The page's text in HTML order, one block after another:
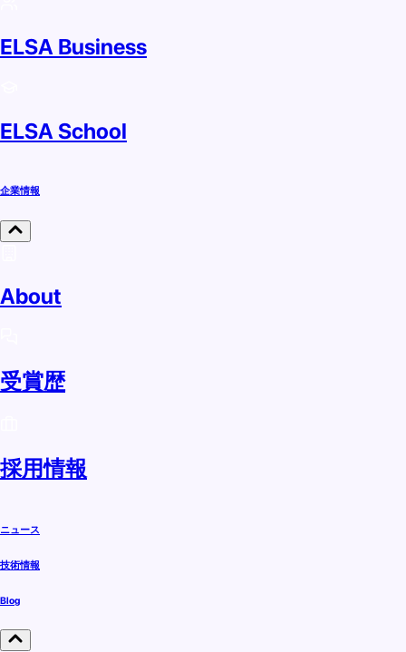
ELSA Business
ELSA School
企業情報
About
受賞歴
採用情報
ニュース
技術情報
Blog